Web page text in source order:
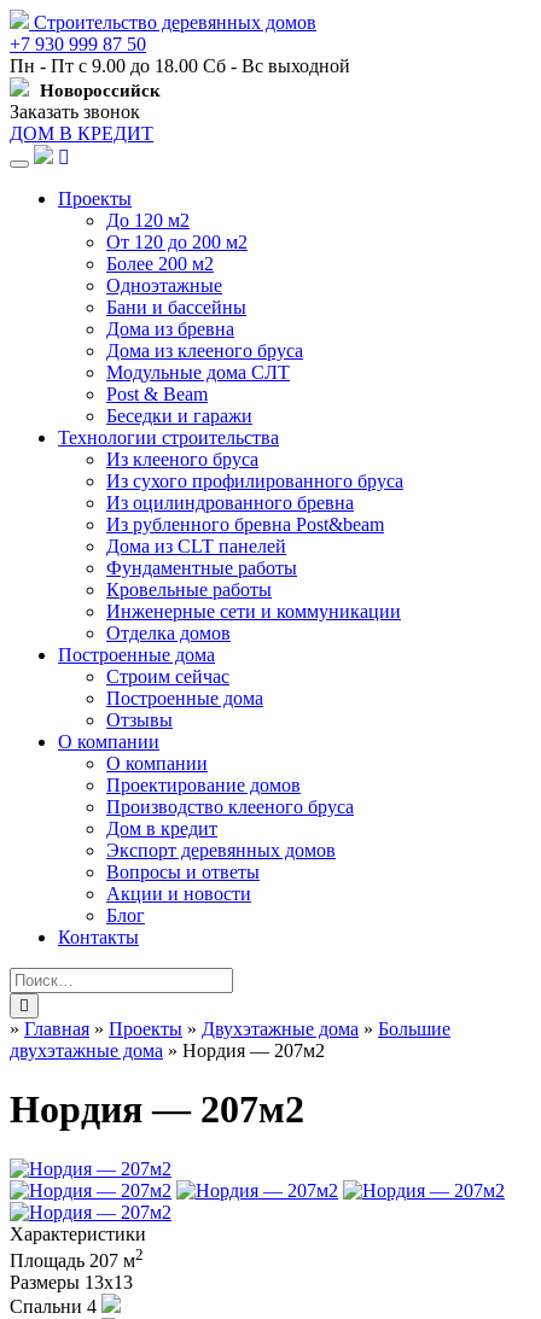
Строительство деревянных домов
+7 930 999 87 50
Пн - Пт с 9.00 до 18.00 Сб - Вс выходной
Новороссийск
Заказать звонок
ДОМ В КРЕДИТ
Навигация
Проекты
До 120 м2
От 120 до 200 м2
Более 200 м2
Одноэтажные
Бани и бассейны
Дома из бревна
Дома из клееного бруса
Модульные дома СЛТ
Post & Beam
Беседки и гаражи
Технологии строительства
Из клееного бруса
Из сухого профилированного бруса
Из оцилиндрованного бревна
Из рубленного бревна Post&beam
Дома из CLT панелей
Фундаментные работы
Кровельные работы
Инженерные сети и коммуникации
Отделка домов
Построенные дома
Строим сейчас
Построенные дома
Отзывы
О компании
О компании
Проектирование домов
Производство клееного бруса
Дом в кредит
Экспорт деревянных домов
Вопросы и ответы
Акции и новости
Блог
Контакты
» Главная » Проекты » Двухэтажные дома » Большие
двухэтажные дома » Нордия — 207м2
Нордия — 207м2
Характеристики
Площадь 207 м2
Размеры 13х13
Спальни 4